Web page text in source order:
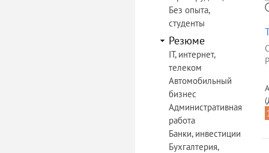
Без опыта,
студенты
Резюме
IT, интернет,
телеком
Автомобильный
бизнес
Административная
работа
Банки, инвестиции
Бухгалтерия,